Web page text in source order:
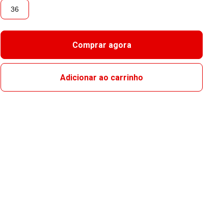
36
Comprar agora
Adicionar ao carrinho